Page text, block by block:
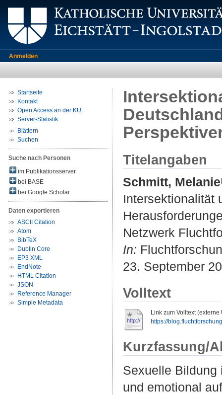
Anmelden
Startseite
Kontakt
Open Access an der KU
Server-Statistik
Blättern
Suchen
Suche nach Personen
im Publikationsserver
bei BASE
bei Google Scholar
Daten exportieren
ASCII Citation
Atom
BibTeX
Dublin Core
EP3 XML
EndNote
HTML Citation
JSON
Reference Manager
Simple Metadata
Titelangaben
Schmitt, Melanie
Intersektionalität
Netzwerk
In:
23. September
Volltext
Link zum Volltext (externe
https://
Kurzfassung/
Sexuelle Bildung
und emotional